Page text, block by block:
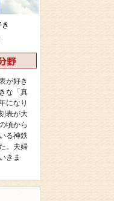
が好き
な「真
になり
表が大
頃から
る神鉄
。夫婦
きま